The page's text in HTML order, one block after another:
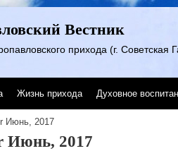
Вестник
прихода (г. Советская
Жизнь прихода Духовное
Июнь, 2017
Июнь, 2017